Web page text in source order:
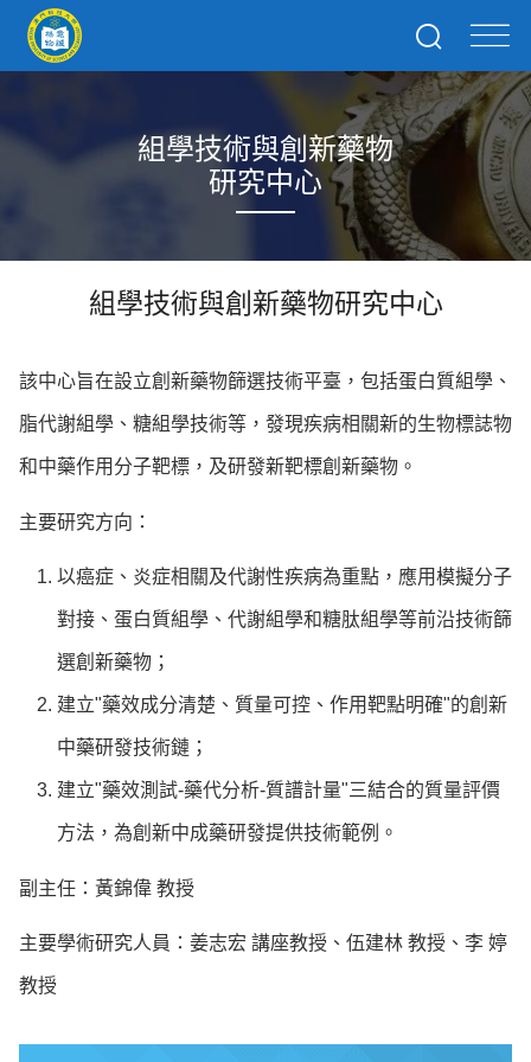
組學技術與創新藥物
研究中心
組學技術與創新藥物研究中心
該中心旨在設立創新藥物篩選技術平臺，包括蛋白質組學、
脂代謝組學、糖組學技術等，發現疾病相關新的生物標誌物
和中藥作用分子靶標，及研發新靶標創新藥物。
主要研究方向：
以癌症、炎症相關及代謝性疾病為重點，應用模擬分子
對接、蛋白質組學、代謝組學和糖肽組學等前沿技術篩
選創新藥物；
建立"藥效成分清楚、質量可控、作用靶點明確"的創新
中藥研發技術鏈；
建立"藥效測試-藥代分析-質譜計量"三結合的質量評價
方法，為創新中成藥研發提供技術範例。
副主任：黃錦偉 教授
主要學術研究人員：姜志宏 講座教授、伍建林 教授、李 婷
教授